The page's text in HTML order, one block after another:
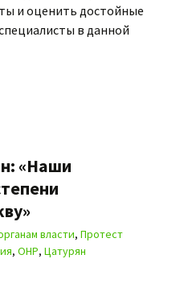
и оценить достойные
в данной
«Наши
власти, Протест
, ОНР, Цатурян